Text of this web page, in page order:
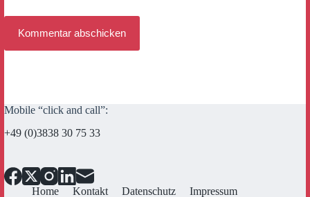
Kommentar abschicken
Mobile “click and call”:
+49 (0)3838 30 75 33
Home Kontakt Datenschutz Impressum